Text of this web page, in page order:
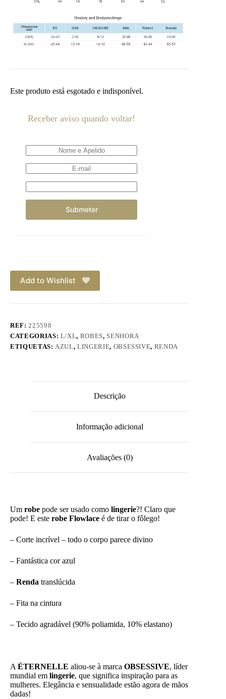
Este produto está esgotado e indisponível.
Receber aviso quando voltar!
Add to Wishlist
REF:225598
CATEGORIAS: L/XL, ROBES, SENHORA
ETIQUETAS: AZUL,LINGERIE, OBSESSIVE, RENDA
Descrição
Informação adicional
Avaliações (0)
Um robe pode ser usado como lingerie?! Claro que
pode! E este robe Flowlace é de tirar o fôlego!
– Corte incrível – todo o corpo parece divino
– Fantástica cor azul
– Renda translúcida
– Fita na cintura
– Tecido agradável (90% poliamida, 10% elastano)
A ÉTERNELLE aliou-se à marca OBSESSIVE, líder
mundial em lingerie, que significa inspiração para as
mulheres. Elegância e sensualidade estão agora de mãos
dadas!